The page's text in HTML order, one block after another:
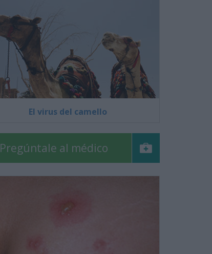
El virus del camello
Pregúntale al médico